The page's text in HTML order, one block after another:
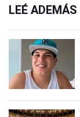
LEÉ ADEMÁS